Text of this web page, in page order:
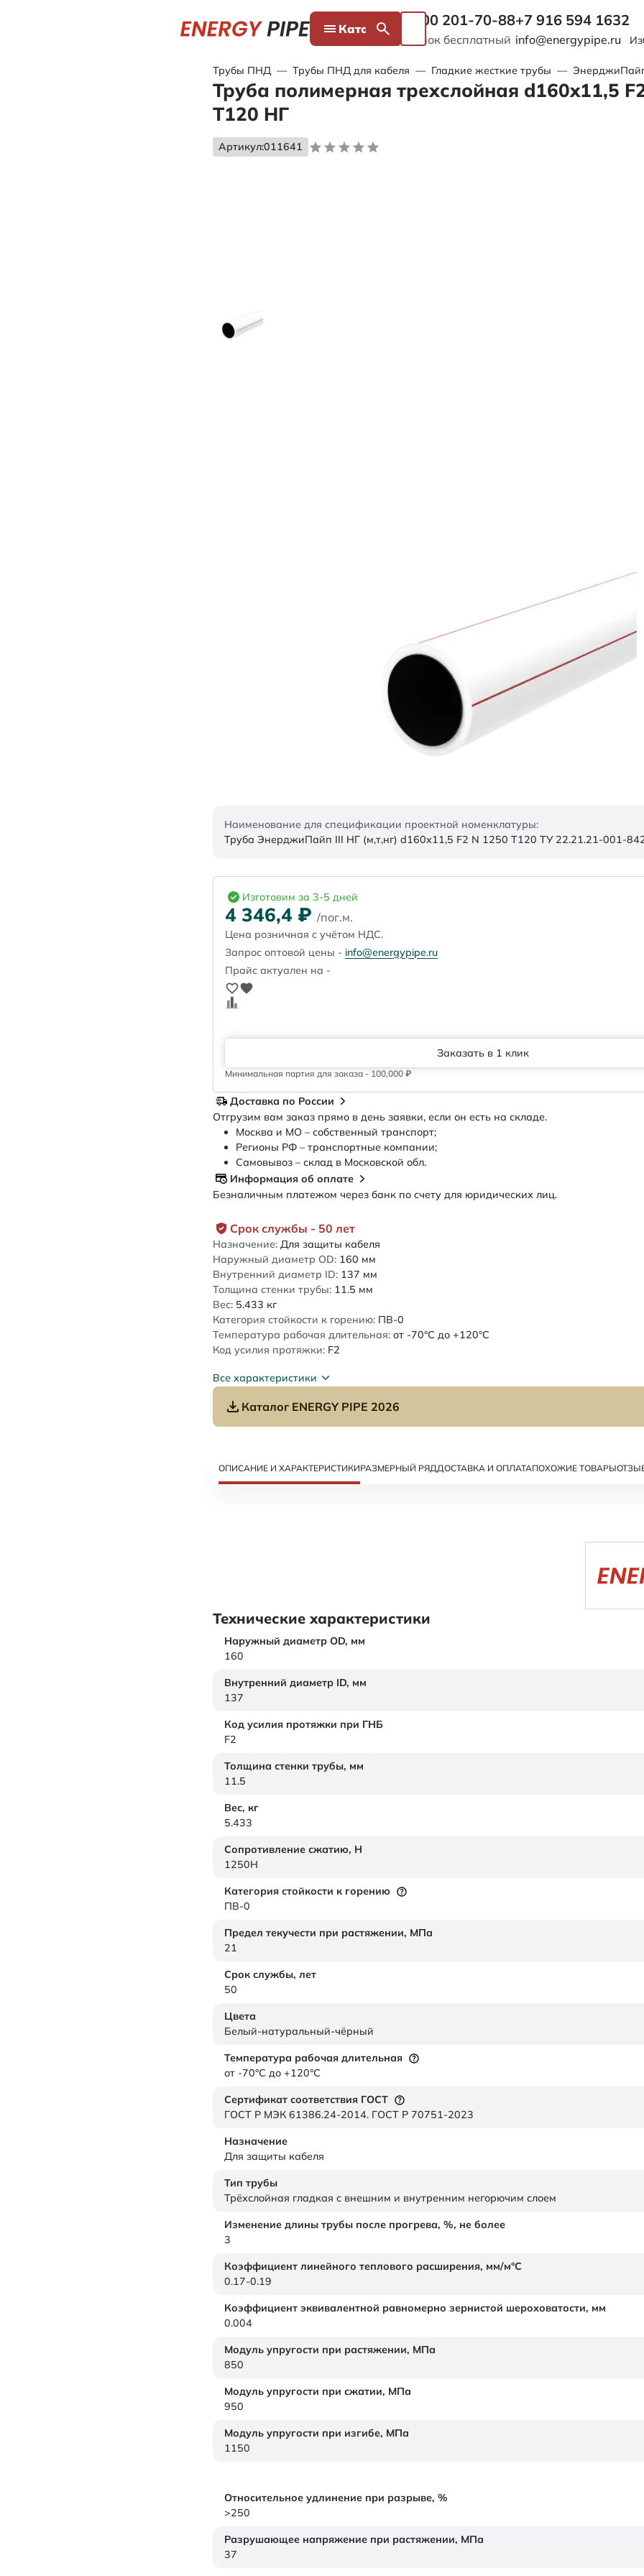
Каталог 8 800 201-70-88
Звонок бесплатный
+7 916 594 1632
info@energypipe.ru
Трубы ПНД — Трубы ПНД для кабеля — Гладкие жесткие трубы —
Труба полимерная трехслойная d160x11,5
Т120 НГ
Артикул:011641
Наименование для спецификации проектной номенклатуры:
Труба ЭнерджиПайп III НГ (м,т,нг) d160x11,5 F2 N 1250 Т120 ТУ 22.21.21-001-
Срок службы - 50 лет
Назначение: Для защиты кабеля
Наружный диаметр OD: 160 мм
Внутренний диаметр ID: 137 мм
Толщина стенки трубы: 11.5 мм
Вес: 5.433 кг
Категория стойкости к горению: ПВ-0
Температура рабочая длительная: от -70°C до +120°C
Код усилия протяжки: F2
Все характеристики
Каталог ENERGY PIPE 2026
Изготовим за 3-5 дней
4 346,4 ₽ /пог.м.
Цена розничная с учётом НДС.
Запрос оптовой цены - info@energypipe.ru
Прайс актуален на -
Заказать в 1 клик
Минимальная партия для заказа - 100,000 ₽
Доставка по России
Отгрузим вам заказ прямо в день заявки, если он есть на складе.
Москва и МО – собственный транспорт;
Регионы РФ – транспортные компании;
Самовывоз – склад в Московской обл.
Информация об оплате
Безналичным платежом через банк по счету для юридических лиц.
ОПИСАНИЕ И ХАРАКТЕРИСТИКИРАЗМЕРНЫЙ РЯДДОСТАВКА И ОПЛАТАПОХОЖИЕ ТОВАРЫ
Технические характеристики
Наружный диаметр OD, мм
160
Внутренний диаметр ID, мм
137
Код усилия протяжки при ГНБ
F2
Толщина стенки трубы, мм
11.5
Вес, кг
5.433
Сопротивление сжатию, Н
1250H
Категория стойкости к горению
ПВ-0
Предел текучести при растяжении, МПа
21
Срок службы, лет
50
Цвета
Белый-натуральный-чёрный
Температура рабочая длительная
от -70°C до +120°C
Сертификат соответствия ГОСТ
ГОСТ Р МЭК 61386.24-2014. ГОСТ Р 70751-2023
Назначение
Для защиты кабеля
Тип трубы
Трёхслойная гладкая с внешним и внутренним негорючим слоем
Изменение длины трубы после прогрева, %, не более
3
Коэффициент линейного теплового расширения, мм/м°С
0.17-0.19
Коэффициент эквивалентной равномерно зернистой шероховатости, мм
0.004
Модуль упругости при растяжении, МПа
850
Модуль упругости при сжатии, МПа
950
Модуль упругости при изгибе, МПа
1150
Относительное удлинение при разрыве, %
>250
Разрушающее напряжение при растяжении, МПа
37